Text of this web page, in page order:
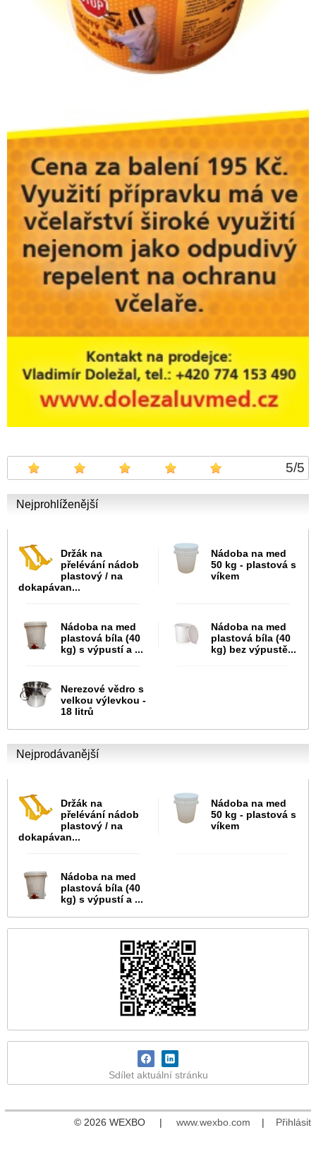
5/5
Nejprohlíženější
Držák na
přelévání nádob
plastový / na
dokapávan...
Nádoba na med
50 kg - plastová s
víkem
Nádoba na med
plastová bíla (40
kg) s výpustí a ...
Nádoba na med
plastová bíla (40
kg) bez výpustě...
Nerezové vědro s
velkou výlevkou -
18 litrů
Nejprodávanější
Držák na
přelévání nádob
plastový / na
dokapávan...
Nádoba na med
50 kg - plastová s
víkem
Nádoba na med
plastová bíla (40
kg) s výpustí a ...
Sdílet aktuální stránku
© 2026 WEXBO | www.wexbo.com | Přihlásit